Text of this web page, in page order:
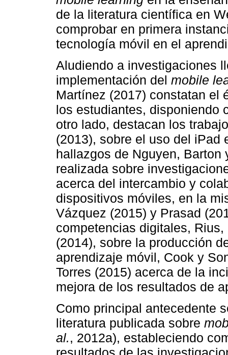
de la literatura científica en
comprobar en primera
tecnología móvil en el
Aludiendo a investigaciones
implementación del mobile
Martínez (2017) constatan el
los estudiantes, disponiendo
otro lado, destacan los
(2013), sobre el uso del iPad
hallazgos de Nguyen,
realizada sobre
acerca del intercambio y
dispositivos móviles, en la
Vázquez (2015) y Prasad
competencias digitales,
(2014), sobre la producción
aprendizaje móvil, Cook y
Torres (2015) acerca de la
mejora de los resultados de
Como principal antecedente
literatura publicada sobre
al., 2012a), estableciendo